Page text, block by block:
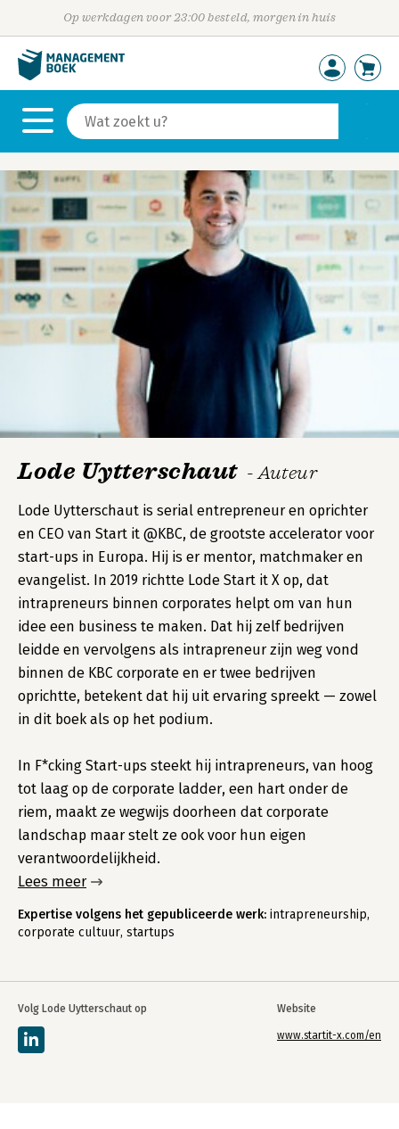
Op werkdagen voor 23:00 besteld, morgen in huis
Volg Lode Uytterschaut op Website
www.startit-x.com/en
Lode Uytterschaut - Auteur
Lode Uytterschaut is serial entrepreneur en oprichter
en CEO van Start it @KBC, de grootste accelerator voor
start-ups in Europa. Hij is er mentor, matchmaker en
evangelist. In 2019 richtte Lode Start it X op, dat
intrapreneurs binnen corporates helpt om van hun
idee een business te maken. Dat hij zelf bedrijven
leidde en vervolgens als intrapreneur zijn weg vond
binnen de KBC corporate en er twee bedrijven
oprichtte, betekent dat hij uit ervaring spreekt — zowel
in dit boek als op het podium.
In F*cking Start-ups steekt hij intrapreneurs, van hoog
tot laag op de corporate ladder, een hart onder de
riem, maakt ze wegwijs doorheen dat corporate
landschap maar stelt ze ook voor hun eigen
verantwoordelijkheid.
Lees meer
Expertise volgens het gepubliceerde werk: intrapreneurship,
corporate cultuur, startups